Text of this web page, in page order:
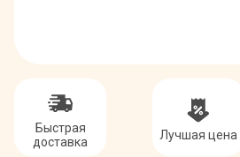
Быстрая
доставка
Лучшая цена